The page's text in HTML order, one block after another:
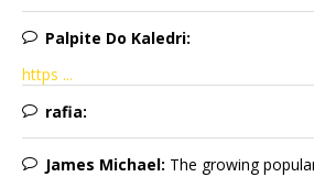
Palpite Do Kaledri:
https ...
rafia:
James Michael: The growing